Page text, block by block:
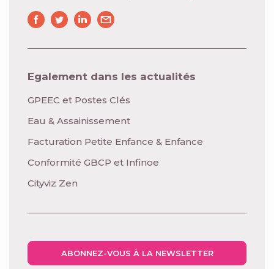
Egalement dans les actualités
GPEEC et Postes Clés
Eau & Assainissement
Facturation Petite Enfance & Enfance
Conformité GBCP et Infinoe
Cityviz Zen
ABONNEZ-VOUS À LA NEWSLETTER